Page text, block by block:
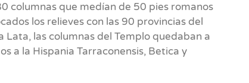
columnas que medían de 50 pies romanos
los relieves con las 90 provincias del
Lata, las columnas del Templo quedaban a
a la Hispania Tarraconensis, Betica y